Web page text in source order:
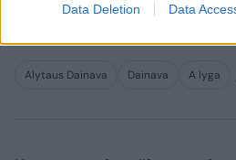
Data Deletion Data
Alytaus Dainava Dainava A lyga